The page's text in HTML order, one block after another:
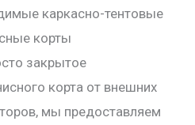
каркасно-тентовые
корты
закрытое
корта от внешних
мы предоставляем